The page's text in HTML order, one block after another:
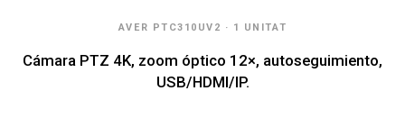
AVER PTC310UV2 · 1 UNITAT
Cámara PTZ 4K, zoom óptico 12×, autoseguimiento,
USB/HDMI/IP.